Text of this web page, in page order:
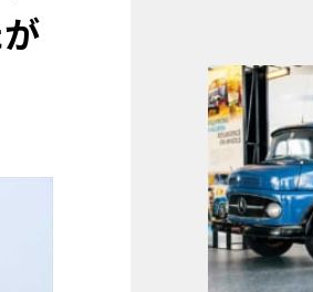
マーティン